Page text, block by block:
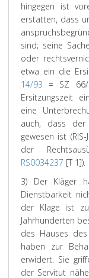
hingegen ist
erstatten, dass
sind; seine
oder
etwa ein die
14/93 = SZ
Ersitzungszeit
eine
auch, dass
gewesen ist (RIS-
der
RS0034237 [T 1]).
3) Der Kläger
Dienstbarkeit
der Klage ist
Jahrhunderten
des Hauses
haben zur
erwidert. Sie
der Servitut